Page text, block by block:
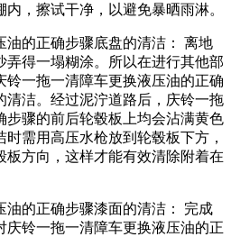
，擦试干净，以避免暴晒雨淋。
油的正确步骤底盘的清洁： 离地
弄得一塌糊涂。所以在进行其他部
铃一拖一清障车更换液压油的正确
清洁。经过泥泞道路后，庆铃一拖
步骤的前后轮毂板上均会沾满黄色
需用高压水枪放到轮毂板下方，
板方向，这样才能有效清除附着在
油的正确步骤漆面的清洁： 完成
庆铃一拖一清障车更换液压油的正